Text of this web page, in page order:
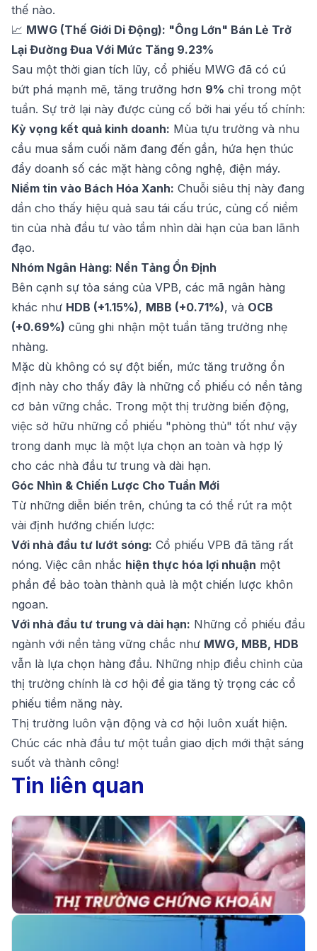
thế nào.
📈 MWG (Thế Giới Di Động): "Ông Lớn" Bán Lẻ Trở
Lại Đường Đua Với Mức Tăng 9.23%
Sau một thời gian tích lũy, cổ phiếu MWG đã có cú
bứt phá mạnh mẽ, tăng trưởng hơn 9% chỉ trong một
tuần. Sự trở lại này được củng cố bởi hai yếu tố chính:
Kỳ vọng kết quả kinh doanh: Mùa tựu trường và nhu
cầu mua sắm cuối năm đang đến gần, hứa hẹn thúc
đẩy doanh số các mặt hàng công nghệ, điện máy.
Niềm tin vào Bách Hóa Xanh: Chuỗi siêu thị này đang
dần cho thấy hiệu quả sau tái cấu trúc, củng cố niềm
tin của nhà đầu tư vào tầm nhìn dài hạn của ban lãnh
đạo.
Nhóm Ngân Hàng: Nền Tảng Ổn Định
Bên cạnh sự tỏa sáng của VPB, các mã ngân hàng
khác như HDB (+1.15%), MBB (+0.71%), và OCB
(+0.69%) cũng ghi nhận một tuần tăng trưởng nhẹ
nhàng.
Mặc dù không có sự đột biến, mức tăng trưởng ổn
định này cho thấy đây là những cổ phiếu có nền tảng
cơ bản vững chắc. Trong một thị trường biến động,
việc sở hữu những cổ phiếu "phòng thủ" tốt như vậy
trong danh mục là một lựa chọn an toàn và hợp lý
cho các nhà đầu tư trung và dài hạn.
Góc Nhìn & Chiến Lược Cho Tuần Mới
Từ những diễn biến trên, chúng ta có thể rút ra một
vài định hướng chiến lược:
Với nhà đầu tư lướt sóng: Cổ phiếu VPB đã tăng rất
nóng. Việc cân nhắc hiện thực hóa lợi nhuận một
phần để bảo toàn thành quả là một chiến lược khôn
ngoan.
Với nhà đầu tư trung và dài hạn: Những cổ phiếu đầu
ngành với nền tảng vững chắc như MWG, MBB, HDB
vẫn là lựa chọn hàng đầu. Những nhịp điều chỉnh của
thị trường chính là cơ hội để gia tăng tỷ trọng các cổ
phiếu tiềm năng này.
Thị trường luôn vận động và cơ hội luôn xuất hiện.
Chúc các nhà đầu tư một tuần giao dịch mới thật sáng
suốt và thành công!
Tin liên quan
HÀNG TỶ USD CHUẨN BỊ ĐỔ BỘ, VIỆT NAM